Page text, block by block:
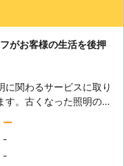
ラブルが発生している原
い合わせくださいませ。
な価格でのサービスを実
。
がお客様の生活を後押
に関わるサービスに取り
す。古くなった照明の取
致します。照明を付け替
雰囲気を一新したい方
具合を感じる方はぜひご
ー
-
-